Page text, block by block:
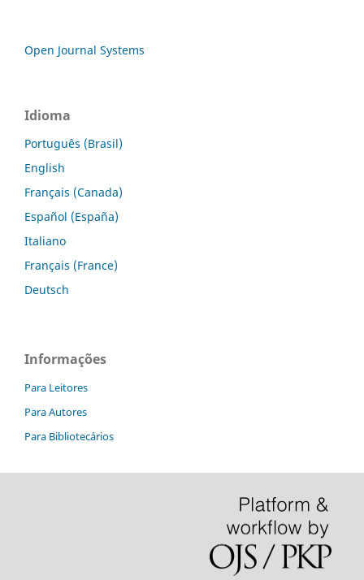
Open Journal Systems
Idioma
Português (Brasil)
English
Français (Canada)
Español (España)
Italiano
Français (France)
Deutsch
Informações
Para Leitores
Para Autores
Para Bibliotecários